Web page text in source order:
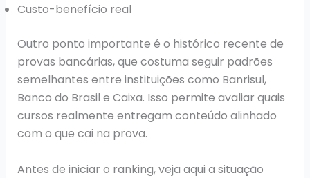
Custo-benefício real
Outro ponto importante é o histórico recente de
provas bancárias, que costuma seguir padrões
semelhantes entre instituições como Banrisul,
Banco do Brasil e Caixa. Isso permite avaliar quais
cursos realmente entregam conteúdo alinhado
com o que cai na prova.
Antes de iniciar o ranking, veja aqui a situação